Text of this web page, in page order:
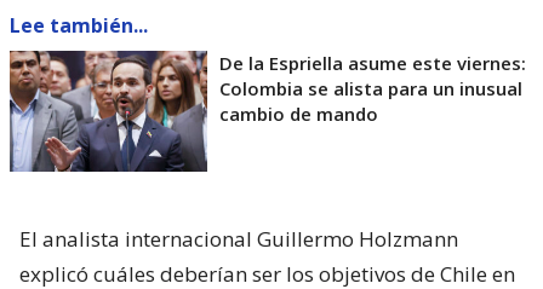
Lee también...
De la Espriella asume este viernes:
Colombia se alista para un inusual
cambio de mando
El analista internacional Guillermo Holzmann
explicó cuáles deberían ser los objetivos de Chile en